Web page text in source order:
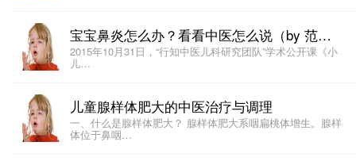
宝宝鼻炎怎么办？看看中医怎么说（by 范圣华）
2015年10月31日，“行知中医儿科研究团队”学术公开课《小
儿…
儿童腺样体肥大的中医治疗与调理
一、什么是腺样体肥大？ 腺样体肥大系咽扁桃体增生。腺样
体位于鼻咽…